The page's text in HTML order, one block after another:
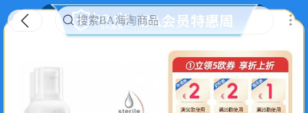
搜索BA海淘商品 搜索